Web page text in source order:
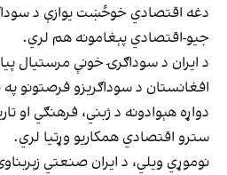
دغه اقتصادي خوځښت يوازې د
جيو-اقتصادي پېغامونه هم لري.
د ايران د سوداګرۍ خونې مرستيال
افغانستان د سوداګريزو فرصتونو
دواړه هېوادونه د ژبني، فرهنګي او
سترو اقتصادي همکاریو وړتيا لري.
نوموړي ويلي، د ايران صنعتي زېربناوې